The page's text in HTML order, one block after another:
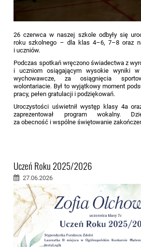
26 czerwca w naszej szkole odbyły się
roku szkolnego – dla klas 4–6, 7–8 oraz
i uczniów.
Podczas spotkań wręczono świadectwa z
i uczniom osiągającym wysokie wyniki
wychowawcze, za osiągnięcia
wolontariacie. Był to wyjątkowy moment
pracy, pełen gratulacji i podziękowań.
Uroczystości uświetnił występ klasy 4a
zaprezentował program wokalny.
za obecność i wspólne świętowanie
Uczeń Roku 2025/2026
27.06.2026